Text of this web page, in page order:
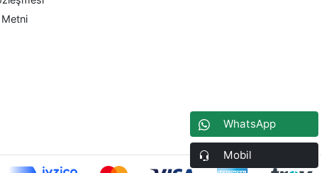
WhatsApp
Mobil
Metni